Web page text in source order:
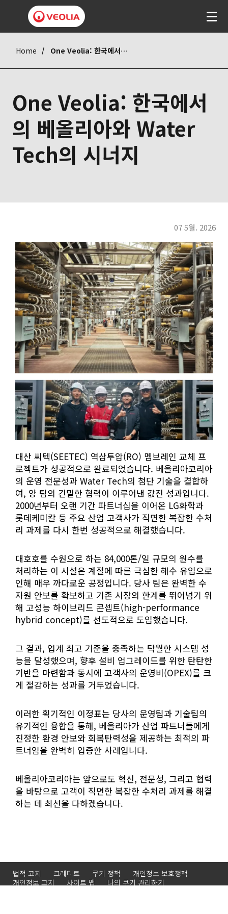
Home One Veolia: 한국에서의 베올리아와 Water Tech의 시너지
One Veolia: 한국에서
의 베올리아와 Water
Tech의 시너지
07 5월. 2026
대산 씨텍(SEETEC) 역삼투압(RO) 멤브레인 교체 프
로젝트가 성공적으로 완료되었습니다. 베올리아코리아
의 운영 전문성과 Water Tech의 첨단 기술을 결합하
여, 양 팀의 긴밀한 협력이 이루어낸 값진 성과입니다.
2000년부터 오랜 기간 파트너십을 이어온 LG화학과
롯데케미칼 등 주요 산업 고객사가 직면한 복잡한 수처
리 과제를 다시 한번 성공적으로 해결했습니다.
대호호를 수원으로 하는 84,000톤/일 규모의 원수를
처리하는 이 시설은 계절에 따른 극심한 해수 유입으로
인해 매우 까다로운 공정입니다. 당사 팀은 완벽한 수
자원 안보를 확보하고 기존 시장의 한계를 뛰어넘기 위
해 고성능 하이브리드 콘셉트(high-performance
hybrid concept)를 선도적으로 도입했습니다.
그 결과, 업계 최고 기준을 충족하는 탁월한 시스템 성
능을 달성했으며, 향후 설비 업그레이드를 위한 탄탄한
기반을 마련함과 동시에 고객사의 운영비(OPEX)를 크
게 절감하는 성과를 거두었습니다.
이러한 획기적인 이정표는 당사의 운영팀과 기술팀의
유기적인 융합을 통해, 베올리아가 산업 파트너들에게
진정한 환경 안보와 회복탄력성을 제공하는 최적의 파
트너임을 완벽히 입증한 사례입니다.
베올리아코리아는 앞으로도 혁신, 전문성, 그리고 협력
을 바탕으로 고객이 직면한 복잡한 수처리 과제를 해결
하는 데 최선을 다하겠습니다.
법적 고지 크레디트 쿠키 정책
개인정보 보호정책
개인정보 고지
사이트 맵 나의 쿠키 관리하기